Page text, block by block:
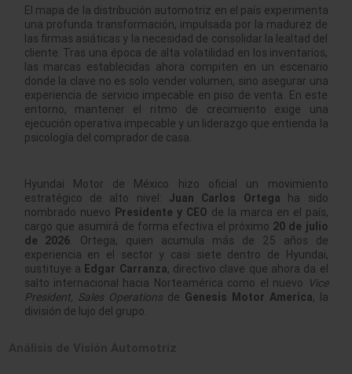
El mapa de la distribución automotriz en el país experimenta
una profunda transformación, impulsada por la madurez de
las firmas asiáticas y la necesidad de consolidar la lealtad del
cliente. Tras una época de alta volatilidad en los inventarios,
las marcas establecidas ahora compiten en un escenario
donde la clave no es solo vender volumen, sino asegurar una
experiencia de servicio impecable en piso de venta. En este
entorno, mantener el ritmo de crecimiento exige una
ejecución operativa impecable y un liderazgo que entienda la
psicología del comprador de casa.
Hyundai Motor de México hizo oficial un movimiento
estratégico de alto nivel: Juan Carlos Ortega ha sido
nombrado nuevo Presidente y CEO de la marca en el país,
cargo que asumirá de forma efectiva el próximo 20 de julio
de 2026 . Ortega, quien acumula más de 25 años de
experiencia en el sector y casi siete dentro de Hyundai,
sustituye a Edgar Carranza, directivo clave que ahora da el
salto internacional hacia Norteamérica como el nuevo Vice
President, Sales Operationsde Genesis Motor America, la
división de lujo del grupo